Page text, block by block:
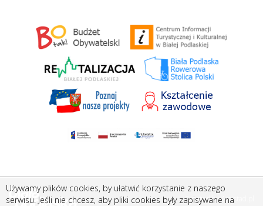
Created byAmistad.pl
Używamy plików cookies, by ułatwić korzystanie z naszego
serwisu. Jeśli nie chcesz, aby pliki cookies były zapisywane na